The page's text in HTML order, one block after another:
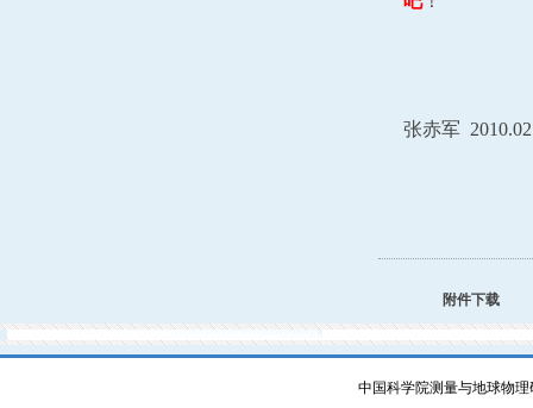
张赤军
附件下载
中国科学院测量与地球物